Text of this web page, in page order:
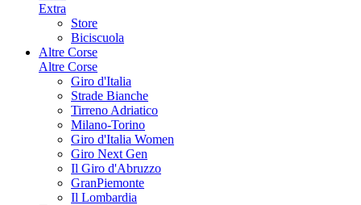
Extra
Store
Biciscuola
Altre Corse
Altre Corse
Giro d'Italia
Strade Bianche
Tirreno Adriatico
Milano-Torino
Giro d'Italia Women
Giro Next Gen
Il Giro d'Abruzzo
GranPiemonte
Il Lombardia